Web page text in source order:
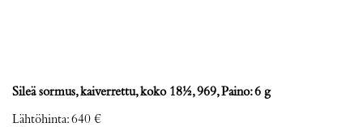
Sileä sormus, kaiverrettu, koko 18½, 969, Paino: 6 g
Lähtöhinta:640 €